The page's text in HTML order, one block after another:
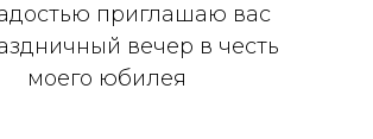
приглашаю вас
вечер в честь
моего юбилея